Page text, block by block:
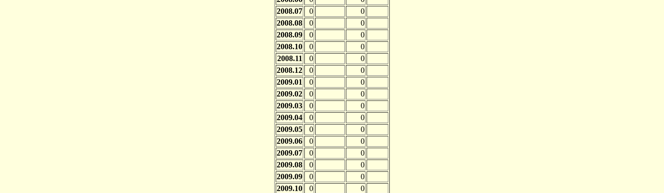
2008.07
0
0
2008.08
0
0
2008.09
0
0
2008.10
0
0
2008.11
0
0
2008.12
0
0
2009.01
0
0
2009.02
0
0
2009.03
0
0
2009.04
0
0
2009.05
0
0
2009.06
0
0
2009.07
0
0
2009.08
0
0
2009.09
0
0
2009.10
0
0